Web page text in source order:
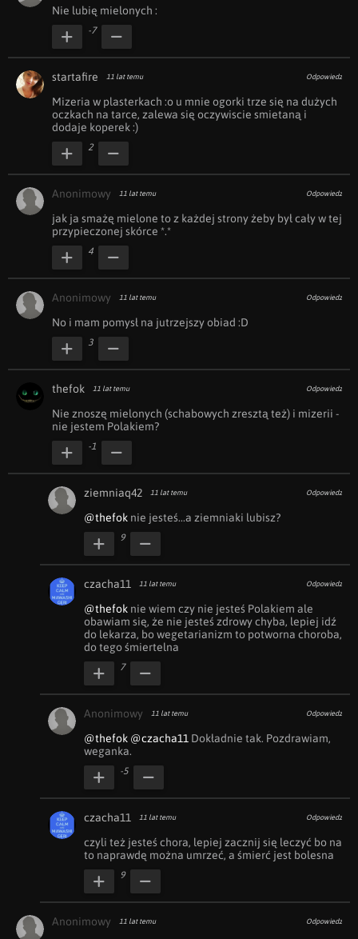
Nie lubię mielonych :
-7
startafire 11 lat temu Odpowiedz
Mizeria w plasterkach :o u mnie ogorki trze się na dużych
oczkach na tarce, zalewa się oczywiscie smietaną i
dodaje koperek :)
2
Anonimowy 11 lat temu Odpowiedz
jak ja smażę mielone to z każdej strony żeby był cały w tej
przypieczonej skórce *.*
4
Anonimowy 11 lat temu Odpowiedz
No i mam pomysł na jutrzejszy obiad :D
3
thefok 11 lat temu Odpowiedz
Nie znoszę mielonych (schabowych zresztą też) i mizerii -
nie jestem Polakiem?
-1
ziemniaq42 11 lat temu Odpowiedz
@thefok nie jesteś...a ziemniaki lubisz?
9
czacha11 11 lat temu Odpowiedz
@thefok nie wiem czy nie jesteś Polakiem ale
obawiam się, że nie jesteś zdrowy chyba, lepiej idź
do lekarza, bo wegetarianizm to potworna choroba,
do tego śmiertelna
7
Anonimowy 11 lat temu Odpowiedz
@thefok @czacha11 Dokładnie tak. Pozdrawiam,
weganka.
-5
czacha11 11 lat temu Odpowiedz
czyli też jesteś chora, lepiej zacznij się leczyć bo na
to naprawdę można umrzeć, a śmierć jest bolesna
9
Anonimowy 11 lat temu Odpowiedz